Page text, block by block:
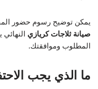
يمكن توضيح رسوم حضور
صيانة ثلاجات كريازي
المطلوب وموافقتك.
ما الذي يجب